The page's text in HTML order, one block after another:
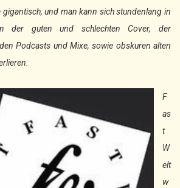
gigantisch, und man kann sich stundenlang in
der guten und schlechten Cover, der
Podcasts und Mixe, sowie obskuren alten
F
as
t
W
elt
w